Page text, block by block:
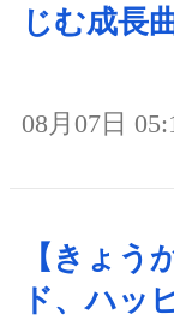
じむ成長
08月07日
【きょう
ド、ハッ